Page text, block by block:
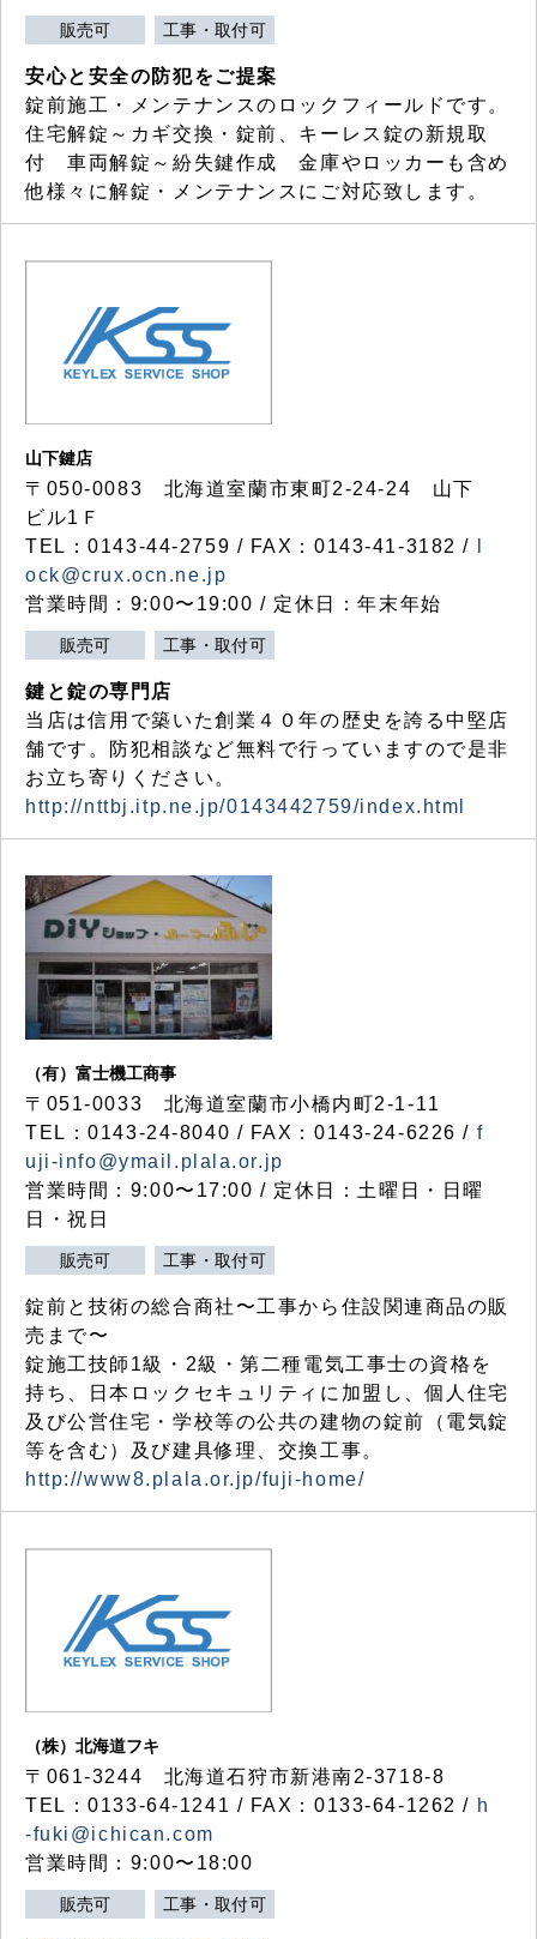
販売可 工事・取付可
安心と安全の防犯をご提案
錠前施工・メンテナンスのロックフィールドです。
住宅解錠～カギ交換・錠前、キーレス錠の新規取
付 車両解錠～紛失鍵作成 金庫やロッカーも含め
他様々に解錠・メンテナンスにご対応致します。
山下鍵店
〒050-0083 北海道室蘭市東町2-24-24 山下
ビル1Ｆ
TEL：0143-44-2759 / FAX：0143-41-3182 /
ock@crux.ocn.ne.jp
営業時間：9:00〜19:00 / 定休日：年末年始
販売可 工事・取付可
鍵と錠の専門店
当店は信用で築いた創業４０年の歴史を誇る中堅店
舗です。防犯相談など無料で行っていますので是非
お立ち寄りください。
http://nttbj.itp.ne.jp/0143442759/index.html
（有）富士機工商事
〒051-0033 北海道室蘭市小橋内町2-1-11
TEL：0143-24-8040 / FAX：0143-24-6226 / f
uji-info@ymail.plala.or.jp
営業時間：9:00〜17:00 / 定休日：土曜日・日曜
日・祝日
販売可 工事・取付可
錠前と技術の総合商社〜工事から住設関連商品の販
売まで〜
錠施工技師1級・2級・第二種電気工事士の資格を
持ち、日本ロックセキュリティに加盟し、個人住宅
及び公営住宅・学校等の公共の建物の錠前（電気錠
等を含む）及び建具修理、交換工事。
http://www8.plala.or.jp/fuji-home/
（株）北海道フキ
〒061-3244 北海道石狩市新港南2-3718-8
TEL：0133-64-1241 / FAX：0133-64-1262 / h
-fuki@ichican.com
営業時間：9:00〜18:00
販売可 工事・取付可